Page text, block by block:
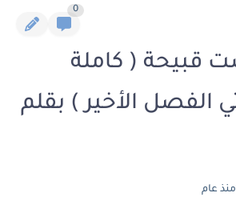
0
قبيحة ( كاملة
الفصل الأخير ) بقلم
منذ عام